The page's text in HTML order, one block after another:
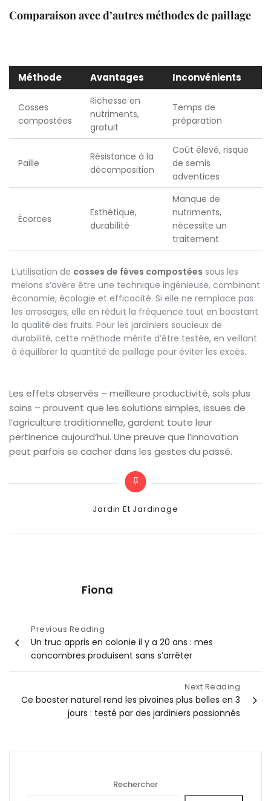
Comparaison avec d’autres méthodes de paillage
Méthode Avantages Inconvénients
Cosses
compostées
Richesse en
nutriments,
gratuit
Temps de
préparation
Paille
Résistance à la
décomposition
Coût élevé, risque
de semis
adventices
Écorces
Esthétique,
durabilité
Manque de
nutriments,
nécessite un
traitement
L’utilisation de cosses de fèves compostées sous les
melons s’avère être une technique ingénieuse, combinant
économie, écologie et efficacité. Si elle ne remplace pas
les arrosages, elle en réduit la fréquence tout en boostant
la qualité des fruits. Pour les jardiniers soucieux de
durabilité, cette méthode mérite d’être testée, en veillant
à équilibrer la quantité de paillage pour éviter les excès.
Les effets observés – meilleure productivité, sols plus
sains – prouvent que les solutions simples, issues de
l’agriculture traditionnelle, gardent toute leur
pertinence aujourd’hui. Une preuve que l’innovation
peut parfois se cacher dans les gestes du passé.
Categories
Jardin Et Jardinage
Fiona
Navigation
de
l’article
Previous Reading
Un truc appris en colonie il y a 20 ans : mes
concombres produisent sans s’arrêter
Next Reading
Ce booster naturel rend les pivoines plus belles en 3
jours : testé par des jardiniers passionnés
Rechercher